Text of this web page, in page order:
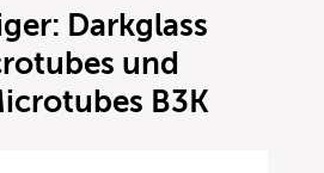
Darkglass
und
B3K